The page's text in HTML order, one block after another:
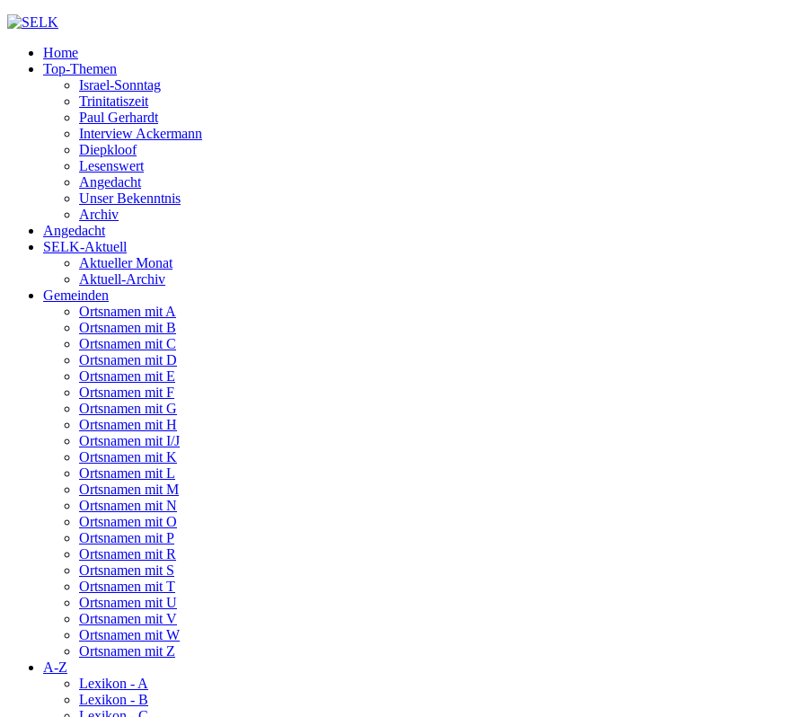
Home
Top-Themen
Israel-Sonntag
Trinitatiszeit
Paul Gerhardt
Interview Ackermann
Diepkloof
Lesenswert
Angedacht
Unser Bekenntnis
Archiv
Angedacht
SELK-Aktuell
Aktueller Monat
Aktuell-Archiv
Gemeinden
Ortsnamen mit A
Ortsnamen mit B
Ortsnamen mit C
Ortsnamen mit D
Ortsnamen mit E
Ortsnamen mit F
Ortsnamen mit G
Ortsnamen mit H
Ortsnamen mit I/J
Ortsnamen mit K
Ortsnamen mit L
Ortsnamen mit M
Ortsnamen mit N
Ortsnamen mit O
Ortsnamen mit P
Ortsnamen mit R
Ortsnamen mit S
Ortsnamen mit T
Ortsnamen mit U
Ortsnamen mit V
Ortsnamen mit W
Ortsnamen mit Z
A-Z
Lexikon - A
Lexikon - B